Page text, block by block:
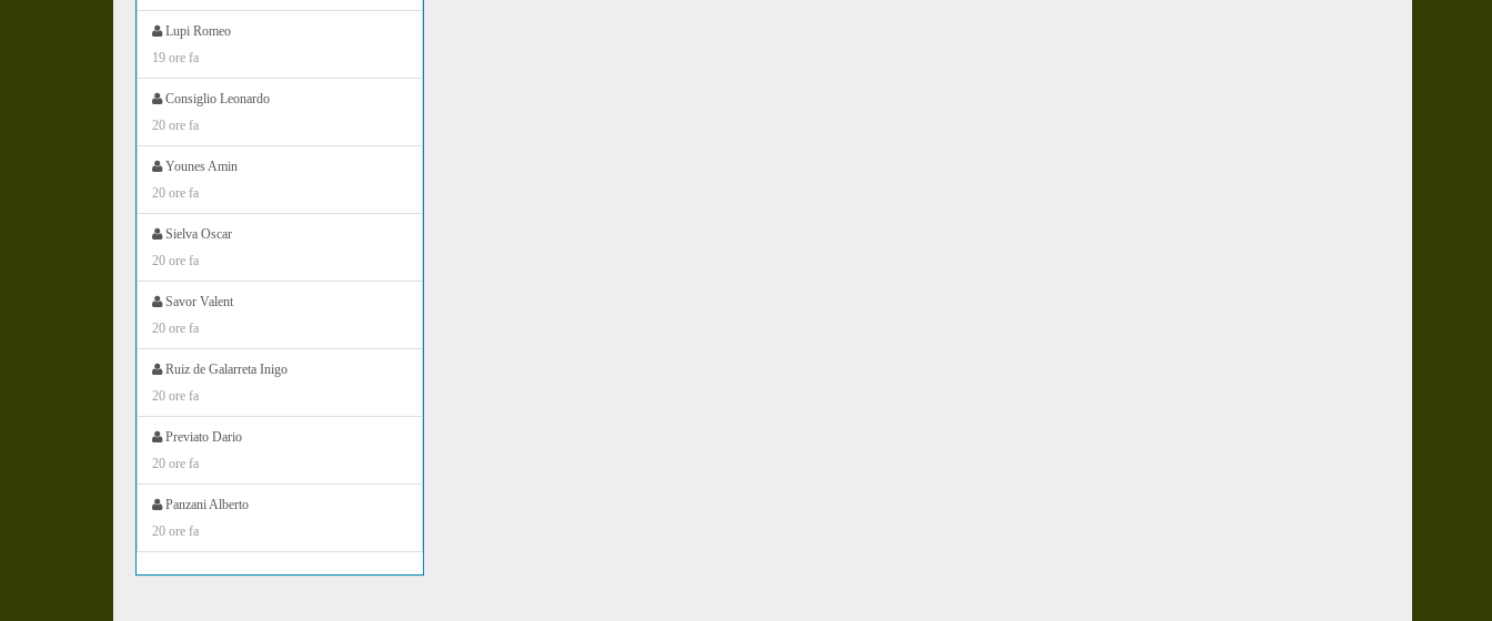
Lupi Romeo
19 ore fa
Consiglio Leonardo
20 ore fa
Younes Amin
20 ore fa
Sielva Oscar
20 ore fa
Savor Valent
20 ore fa
Ruiz de Galarreta Inigo
20 ore fa
Previato Dario
20 ore fa
Panzani Alberto
20 ore fa